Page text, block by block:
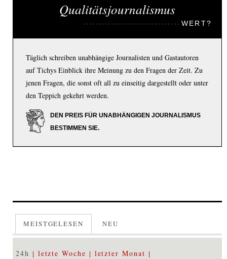
Qualitätsjournalismus
WERT?
Täglich schreiben unabhängige Journalisten und Gastautoren
auf Tichys Einblick ihre Meinung zu den Fragen der Zeit. Zu
jenen Fragen, die sonst oft all zu einseitig dargestellt oder unter
den Teppich gekehrt werden.
DEN PREIS FÜR UNABHÄNGIGEN JOURNALISMUS
BESTIMMEN SIE.
MEISTGELESEN NEU
24h letzte Woche letzter Monat